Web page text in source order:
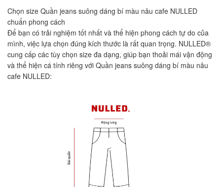
Chọn size Quần jeans suông dáng bí màu nâu cafe NULLED
chuẩn phong cách
Để bạn có trải nghiệm tốt nhất và thể hiện phong cách tự do của
mình, việc lựa chọn đúng kích thước là rất quan trọng. NULLED®
cung cấp các tùy chọn size đa dạng, giúp bạn thoải mái vận động
và thể hiện cá tính riêng với Quần jeans suông dáng bí màu nâu
cafe NULLED: